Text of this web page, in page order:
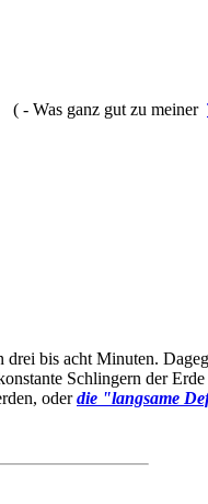
( - Was ganz gut zu meiner
bis acht Minuten.
Schlingern der
oderdie "langsame